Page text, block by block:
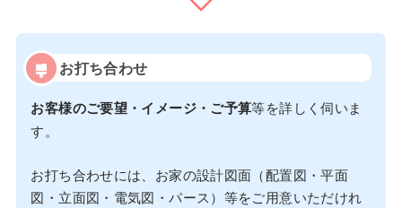
お打ち合わせ
お客様のご要望・イメージ・ご予算等を詳しく伺いま
す。
お打ち合わせには、お家の設計図面（配置図・平面
図・立面図・電気図・パース）等をご用意いただけれ